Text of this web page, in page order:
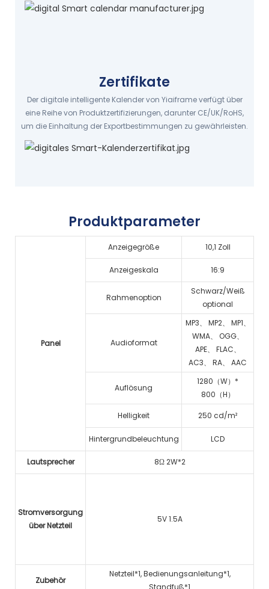
Zertifikate
Der digitale intelligente Kalender von Yiaiframe verfügt über
eine Reihe von Produktzertifizierungen, darunter CE/UK/RoHS,
um die Einhaltung der Exportbestimmungen zu gewährleisten.
Produktparameter
Panel
Anzeigegröße 10,1 Zoll
Anzeigeskala 16:9
Rahmenoption
Schwarz/Weiß
optional
Audioformat
MP3、 MP2、 MP1、
WMA、 OGG、
APE、 FLAC、
AC3、 RA、 AAC
Auflösung
1280（W）*
800（H）
Helligkeit 250 cd/m²
Hintergrundbeleuchtung LCD
Lautsprecher 8Ω 2W*2
Stromversorgung
über Netzteil
5V 1.5A
Zubehör
Netzteil*1, Bedienungsanleitung*1,
Standfuß*1